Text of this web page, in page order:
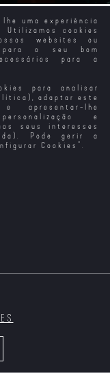
uma experiência
Utilizamos cookies
websites ou
para o seu bom
para a
para analisar
adaptar este
apresentar-lhe
e
seus interesses
Pode gerir a
Cookies ".